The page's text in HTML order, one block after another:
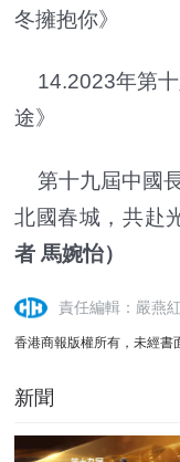
冬擁抱你》
14.2023年第十
途》
第十九屆中國
北國春城，共赴
者 馬婉怡）
責任編輯：嚴燕紅
香港商報版權所有，未經書
新聞